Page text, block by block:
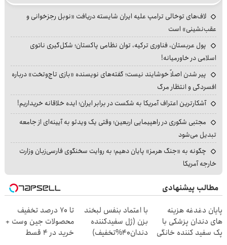
لاف‌های توخالی ترامپ علیه ایران شایسته دریافت «نوبل رجزخوانی و
عقب‌نشینی» است
پول عربستان، فناوری ترکیه، توان نظامی پاکستان؛ شکل‌گیری ناتوی
اسلامی در خاورمیانه!
پیر شدن اصلاً خوشایند نیست؛ گفته‌های نویسنده «بازی تاج‌وتخت» درباره
افسردگی و انتظار مرگ
آشکارترین اعتراف آمریکا به شکست در برابر ایران؛ ایده خلاقانه خریداریم!
مجتبی شکوری در راهپیمایی اربعین؛ وقتی یک ویدئو به آیینه‌ای از جامعه
تبدیل می‌شود
چگونه به «جنگ هرمز» پایان دهیم؛ به روایت سخنگوی فارسی‌زبان وزارت
خارجه آمریکا
مطالب پیشنهادی
پایان دغدغه هزینه
های دندان پزشکی با
پک سفید کننده خانگی
با اعتماد بنفس لبخند
بزن (ژل سفیدکننده
دندان40%تخفیف)
تا 70 درصد تخفیف
محصولات جین وست +
خرید در 4 قسط